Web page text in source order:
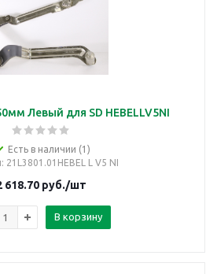
Левый для SD HEBELLV5NI
Есть в наличии (1)
: 21L3801.01HEBEL L V5 NI
618.70 руб./шт
В корзину